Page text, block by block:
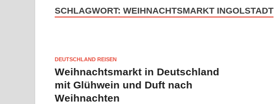
SCHLAGWORT: WEIHNACHTSMARKT INGOLSTADT
DEUTSCHLAND REISEN
Weihnachtsmarkt in Deutschland
mit Glühwein und Duft nach
Weihnachten